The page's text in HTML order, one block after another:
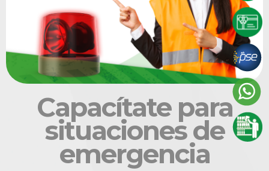
Capacítate para
situaciones de
emergencia